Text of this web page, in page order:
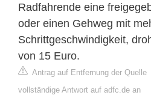
Radfahrende eine
oder einen Gehweg mit
Schrittgeschwindigkeit,
von 15 Euro.
Antrag auf Entfernung der Quelle
vollständige Antwort auf adfc.de an